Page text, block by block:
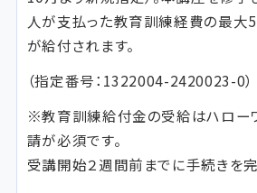
人が支払った教育訓練経費の最大
が給付されます。
（指定番号：1322004-2420023-0）
※教育訓練給付金の受給はハロー
請が必須です。
受講開始２週間前までに手続きを完